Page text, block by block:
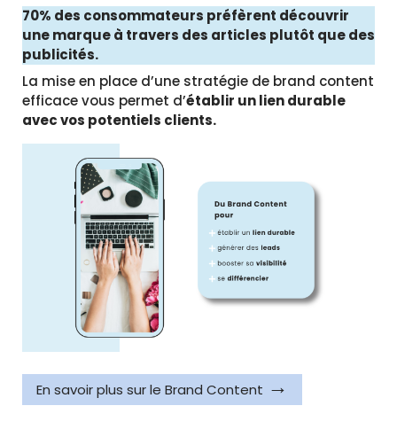
70% des consommateurs préfèrent découvrir
une marque à travers des articles plutôt que des
publicités.
La mise en place d’une stratégie de brand content
efficace vous permet d’établir un lien durable
avec vos potentiels clients.
En savoir plus sur le Brand Content